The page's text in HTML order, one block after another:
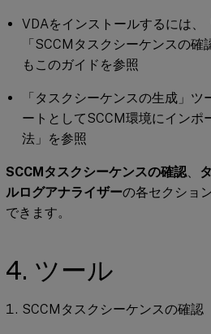
VDAをインストールするには、
「SCCMタスクシーケンスの
もこのガイドを参照
「タスクシーケンスの生成」
ートとしてSCCM環境にインポ
法」を参照
SCCMタスクシーケンスの確認、
ルログアナライザーの各セクショ
できます。
4. ツール
SCCMタスクシーケンスの確認